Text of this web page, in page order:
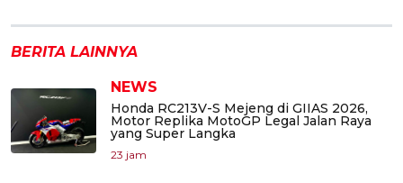
BERITA LAINNYA
NEWS
Honda RC213V-S Mejeng di GIIAS 2026,
Motor Replika MotoGP Legal Jalan Raya
yang Super Langka
23 jam